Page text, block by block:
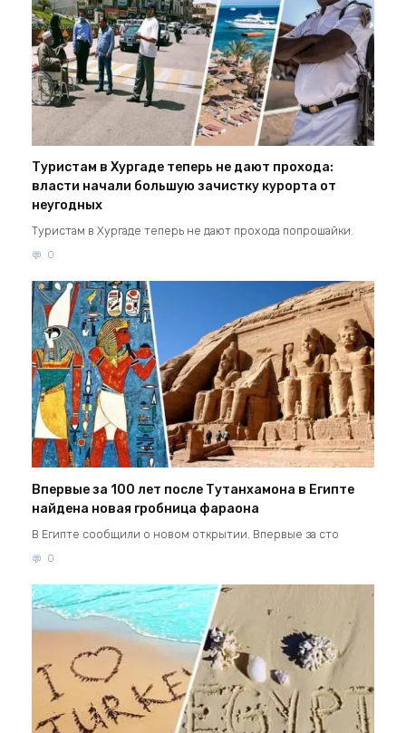
Туристам в Хургаде теперь не дают прохода:
власти начали большую зачистку курорта от
неугодных
Туристам в Хургаде теперь не дают прохода попрошайки.
0
Впервые за 100 лет после Тутанхамона в Египте
найдена новая гробница фараона
В Египте сообщили о новом открытии. Впервые за сто
0